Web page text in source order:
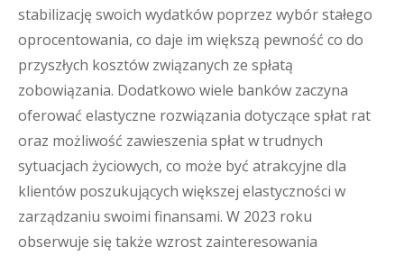
stabilizację swoich wydatków poprzez wybór stałego
oprocentowania, co daje im większą pewność co do
przyszłych kosztów związanych ze spłatą
zobowiązania. Dodatkowo wiele banków zaczyna
oferować elastyczne rozwiązania dotyczące spłat rat
oraz możliwość zawieszenia spłat w trudnych
sytuacjach życiowych, co może być atrakcyjne dla
klientów poszukujących większej elastyczności w
zarządzaniu swoimi finansami. W 2023 roku
obserwuje się także wzrost zainteresowania